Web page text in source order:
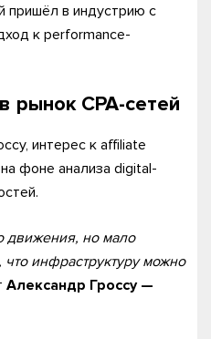
пришёл в индустрию с
к performance-
рынок CPA-сетей
интерес к affiliate
фоне анализа digital-
движения, но мало
инфраструктуру можно
Александр Гроссу —